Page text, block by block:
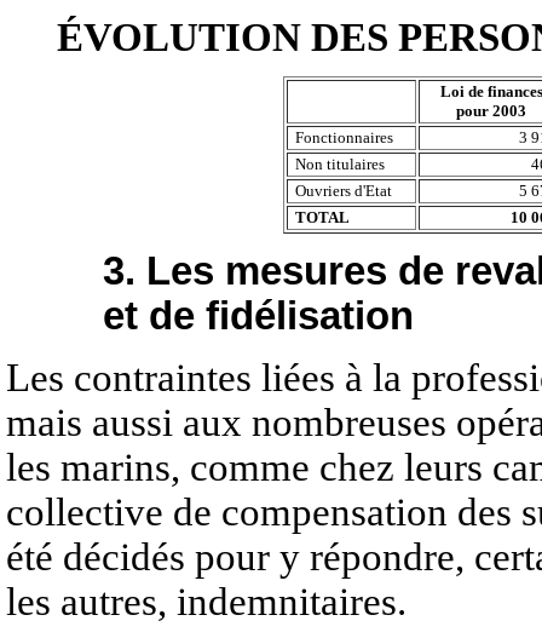
ÉVOLUTION DES
Loi de finances
pour 2003
Fonctionnaires
3
Non titulaires
Ouvriers d'Etat
5
TOTAL
10
3. Les mesures de
et de fidélisation
Les contraintes liées à la
mais aussi aux nombreuses
les marins, comme chez leurs
collective de compensation des
été décidés pour y répondre,
les autres, indemnitaires.